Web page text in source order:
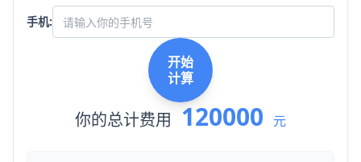
手机:
开始
计算
你的总计费用 120000 元